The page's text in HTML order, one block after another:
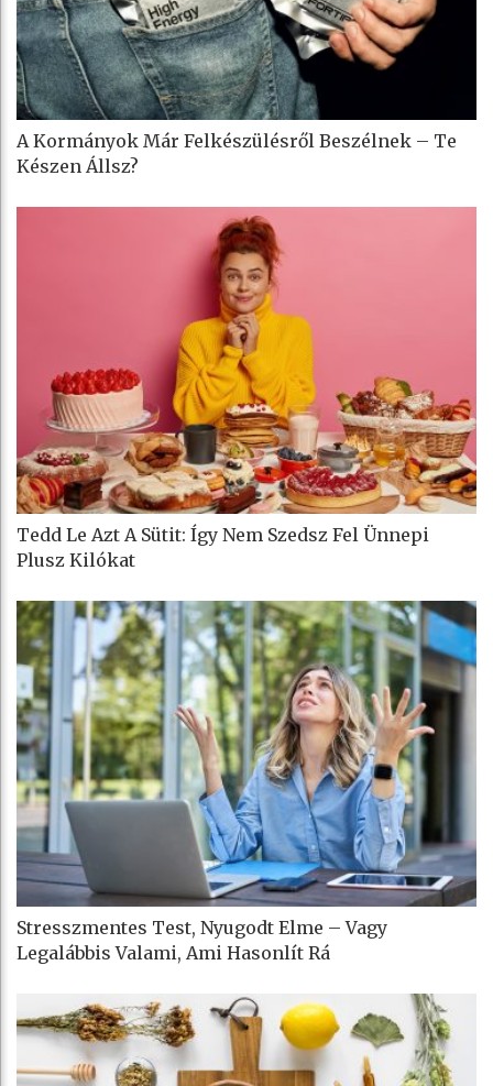
A Kormányok Már Felkészülésről Beszélnek – Te
Készen Állsz?
Tedd Le Azt A Sütit: Így Nem Szedsz Fel Ünnepi
Plusz Kilókat
Stresszmentes Test, Nyugodt Elme – Vagy
Legalábbis Valami, Ami Hasonlít Rá